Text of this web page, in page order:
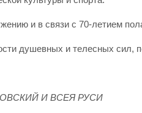
и в связи с 70-летием
душевных и телесных сил,
И ВСЕЯ РУСИ